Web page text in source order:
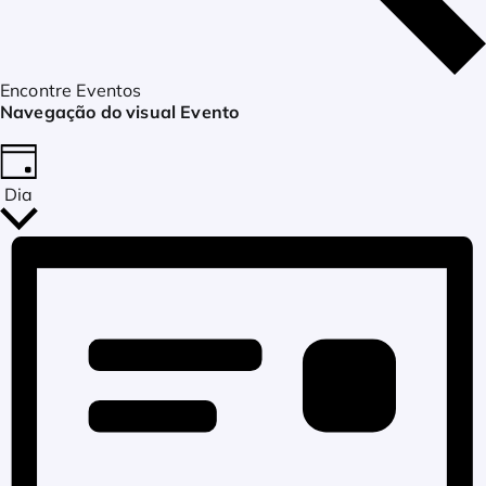
Encontre Eventos
Navegação do visual Evento
Dia